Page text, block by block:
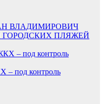
ВЛАДИМИРОВИЧ
ПЛЯЖЕЙ
под контроль